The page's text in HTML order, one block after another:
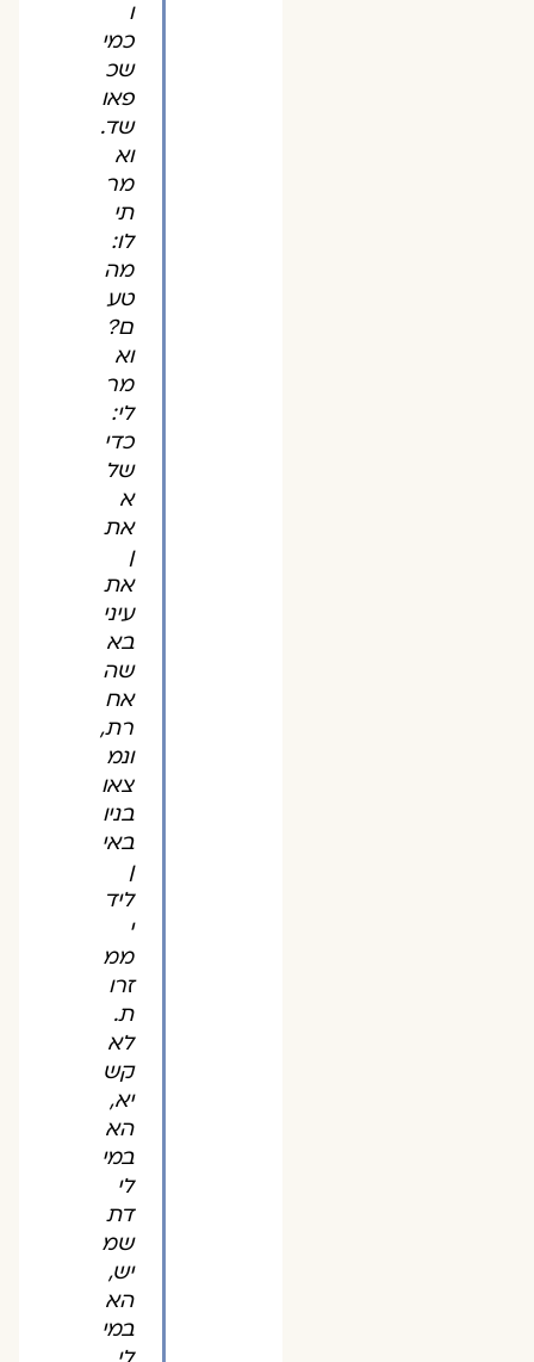
כמי
שכ
פאו
שד.
וא
מר
תי
לו:
מה
טע
ם?
וא
מר
לי:
כדי
של
א
את
את
עיני
בא
שה
אח
רת,
ונמ
צאו
בניו
באי
ליד
ממ
זרו
ת.
לא
קש
יא,
הא
במי
לי
דת
שמ
יש,
הא
במי